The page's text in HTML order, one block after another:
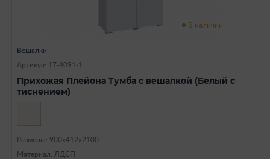
В наличии
Вешалки
Артикул: 17-4091-1
Прихожая Плейона Тумба с вешалкой (Белый с
тиснением)
Размеры: 900х412х2100
Материал: ЛДСП